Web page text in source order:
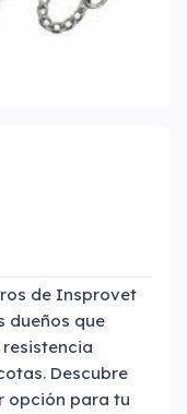
de Insprovet
dueños que
Descubre
opción para tu